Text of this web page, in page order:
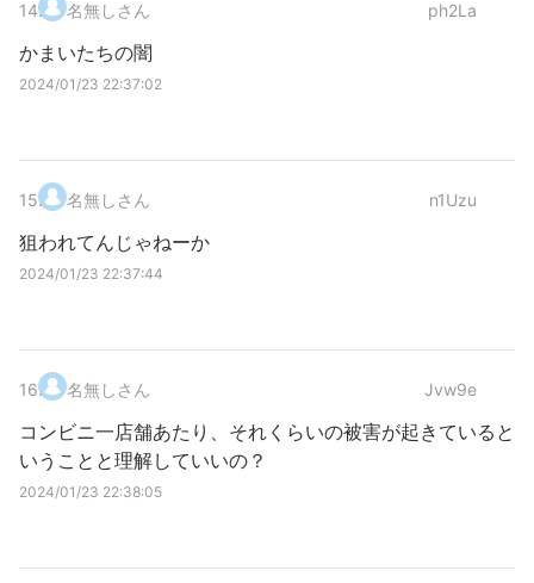
14. 名無しさん ph2La
かまいたちの闇
2024/01/23 22:37:02
15. 名無しさん n1Uzu
狙われてんじゃねーか
2024/01/23 22:37:44
16. 名無しさん Jvw9e
コンビニ一店舗あたり、それくらいの被害が起きていると
いうことと理解していいの？
2024/01/23 22:38:05